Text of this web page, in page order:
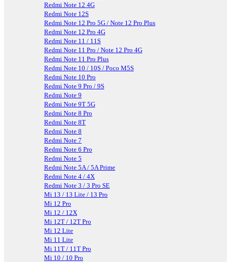
Redmi Note 12 4G
Redmi Note 12S
Redmi Note 12 Pro 5G / Note 12 Pro Plus
Redmi Note 12 Pro 4G
Redmi Note 11 / 11S
Redmi Note 11 Pro / Note 12 Pro 4G
Redmi Note 11 Pro Plus
Redmi Note 10 / 10S / Poco M5S
Redmi Note 10 Pro
Redmi Note 9 Pro / 9S
Redmi Note 9
Redmi Note 9T 5G
Redmi Note 8 Pro
Redmi Note 8T
Redmi Note 8
Redmi Note 7
Redmi Note 6 Pro
Redmi Note 5
Redmi Note 5A / 5A Prime
Redmi Note 4 / 4X
Redmi Note 3 / 3 Pro SE
Mi 13 / 13 Lite / 13 Pro
Mi 12 Pro
Mi 12 / 12X
Mi 12T / 12T Pro
Mi 12 Lite
Mi 11 Lite
Mi 11T / 11T Pro
Mi 10 / 10 Pro